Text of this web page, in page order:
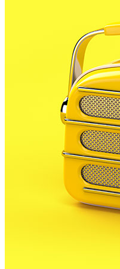
però, PLF ha
del nombre d’aturats
Segons dades del
setembre es va tancar
recuperant així el
municipi al mes de
màxim d’aturats
crisi econòmica.
Els mesos d’Abril i
reduir el nombre de
tornat ha augmentar
El juny hi havia a PLF